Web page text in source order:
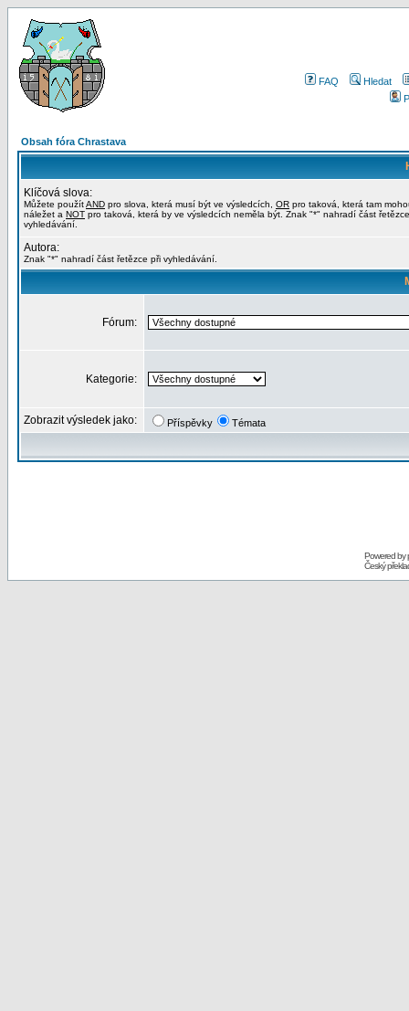
FAQ
Hledat
Obsah fóra Chrastava
Klíčová slova:
Můžete použítAND pro slova, která musí být ve výsledcích, OR pro taková, která tam
náležet a NOT pro taková, která by ve výsledcích neměla být. Znak "*" nahradí část
vyhledávání.
Autora:
Znak "*" nahradí část řetězce při vyhledávání.
Fórum:
Kategorie:
Zobrazit výsledek jako: Příspěvky Témata
Powered by
Český